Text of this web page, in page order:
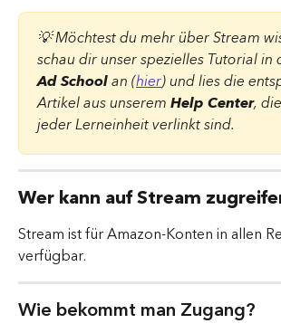
💡 Möchtest du mehr über Stream
schau dir unser spezielles Tutorial in
Ad School an (hier) und lies die
Artikel aus unserem Help Center,
jeder Lerneinheit verlinkt sind.
Wer kann auf Stream
Stream ist für Amazon-Konten in allen
verfügbar.
Wie bekommt man Zugang?